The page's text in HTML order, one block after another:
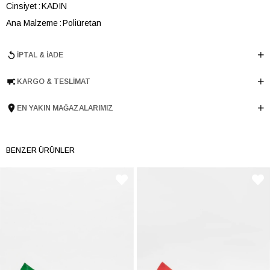
Cinsiyet KADIN
Ana Malzeme Poliüretan
Topuk Boyu 6.5 cm
Menşei TURKIYE
İPTAL & İADE
KARGO & TESLIMAT
EN YAKIN MAĞAZALARIMIZ
BENZER ÜRÜNLER